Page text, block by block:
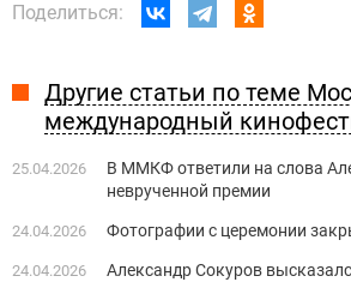
Поделиться:
Другие статьи по теме
международный
25.04.2026
В ММКФ ответили на слова
неврученной премии
24.04.2026 Фотографии с церемонии
24.04.2026
Александр Сокуров